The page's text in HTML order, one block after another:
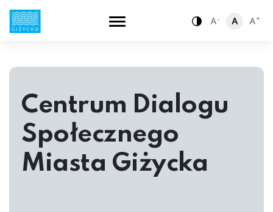
A - A A +
Centrum Dialogu
Społecznego
Miasta Giżycka